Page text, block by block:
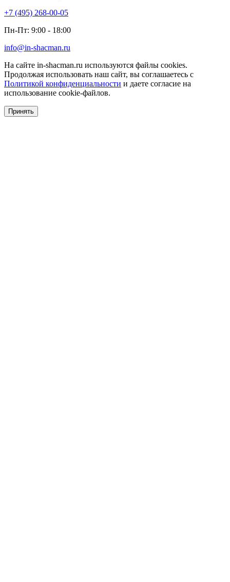
+7 (495) 268-00-05
Пн-Пт: 9:00 - 18:00
info@in-shacman.ru
На сайте in-shacman.ru используются файлы cookies.
Продолжая использовать наш сайт, вы соглашаетесь с
Политикой конфиденциальности и даете согласие на
использование cookie-файлов.
Принять